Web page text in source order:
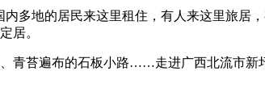
地的居民来这里租住，有人来这里旅居，
居。
苔遍布的石板小路……走进广西北流市新圩